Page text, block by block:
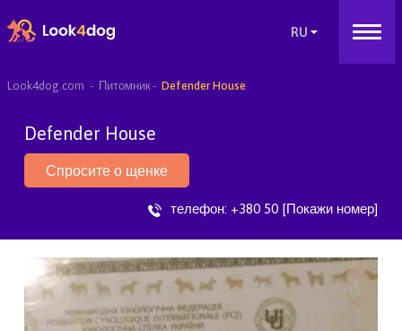
Look4dog.com Питомник Defender House
Defender House
Спросите о щенке
телефон: +380 50 [Покажи номер]